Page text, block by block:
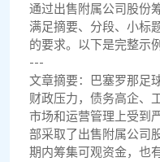
通过出售附属公司股份
满足摘要、分段、小标
的要求。以下是完整示例
---
文章摘要：巴塞罗那足
财政压力，债务高企、
市场和运营管理上受到
部采取了出售附属公司
期内筹集可观资金，也